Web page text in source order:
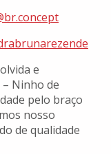
e
– Ninho de
pelo braço
nosso
de qualidade